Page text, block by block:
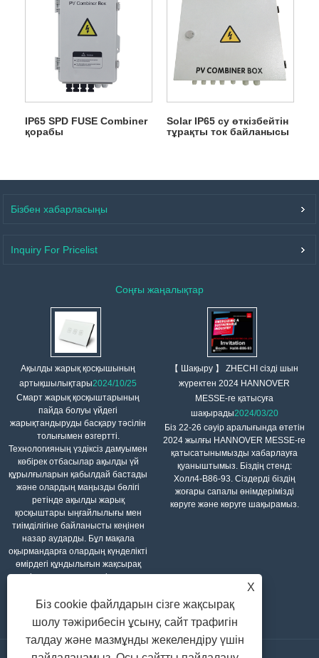
IP65 SPD FUSE Combiner
қорабы
Solar IP65 су өткізбейтін
тұрақты ток байланысы
Бізбен хабарласыңы
Inquiry For Pricelist
Соңғы жаңалықтар
Ақылды жарық қосқышының
артықшылықтары2024/10/25
Смарт жарық қосқыштарының
пайда болуы үйдегі
жарықтандыруды басқару тәсілін
толығымен өзгертті.
Технологияның үздіксіз дамуымен
көбірек отбасылар ақылды үй
құрылғыларын қабылдай бастады
және олардың маңызды бөлігі
ретінде ақылды жарық
қосқыштары ыңғайлылығы мен
тиімділігіне байланысты кеңінен
назар аударды. Бұл мақала
оқырмандарға олардың күнделікті
өмірдегі құндылығын жақсырақ
түсінуге көмектесу үшін смарт
артықшылықтарын зерттейді.
【 Шақыру 】 ZHECHI сізді шын
жүректен 2024 HANNOVER
MESSE-ге қатысуға
шақырады2024/03/20
Біз 22-26 сәуір аралығында өтетін
2024 жылғы HANNOVER MESSE-ге
қатысатынымызды хабарлауға
қуаныштымыз. Біздің стенд:
Холл4-В86-93. Сіздерді біздің
жоғары сапалы өнімдерімізді
көруге және көруге шақырамыз.
X
Біз cookie файлдарын сізге жақсырақ
шолу тәжірибесін ұсыну, сайт трафигін
талдау және мазмұнды жекелендіру үшін